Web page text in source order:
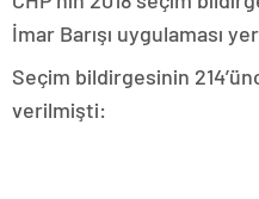
İmar Barışı uygulaması yer
Seçim bildirgesinin
verilmişti: